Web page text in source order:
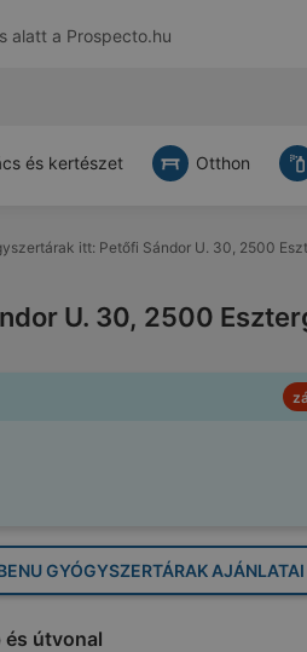
alatt a Prospecto.hu
és kertészet Otthon
itt: Petőfi Sándor U. 30, 2500
U. 30, 2500
GYÓGYSZERTÁRAK AJÁNLATAI
és útvonal